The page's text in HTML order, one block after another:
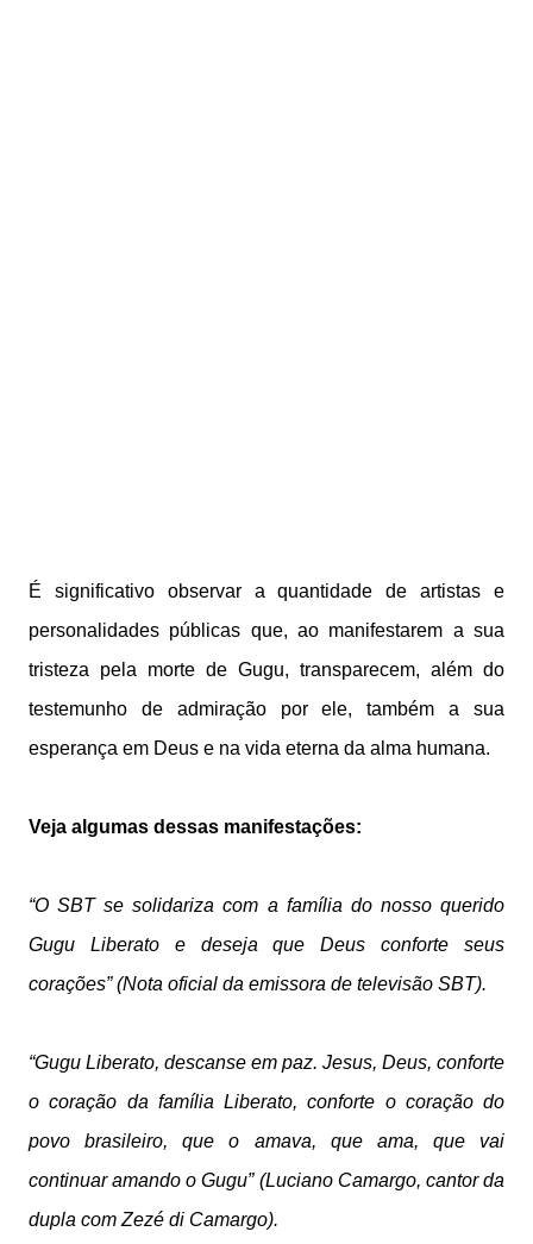
É significativo observar a quantidade de artistas e
personalidades públicas que, ao manifestarem a sua
tristeza pela morte de Gugu, transparecem, além do
testemunho de admiração por ele, também a sua
esperança em Deus e na vida eterna da alma humana.
Veja algumas dessas manifestações:
“O SBT se solidariza com a família do nosso querido
Gugu Liberato e deseja que Deus conforte seus
corações” (Nota oficial da emissora de televisão SBT).
“Gugu Liberato, descanse em paz. Jesus, Deus, conforte
o coração da família Liberato, conforte o coração do
povo brasileiro, que o amava, que ama, que vai
continuar amando o Gugu” (Luciano Camargo, cantor da
dupla com Zezé di Camargo).